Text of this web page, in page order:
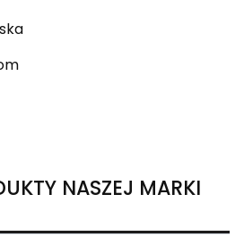
NASZEJ MARKI